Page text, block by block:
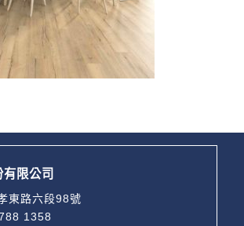
限公司
東路六段98號
1358